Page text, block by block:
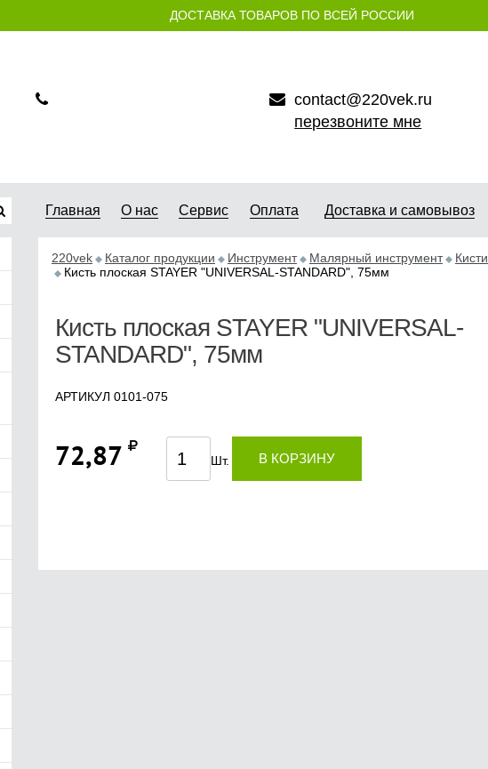
ДОСТАВКА ТОВАРОВ ПО ВСЕЙ РОССИИ
contact@220vek.ru
перезвоните мне
Главная О нас Сервис Оплата Доставка и самовывоз
220vek Каталог продукции Инструмент Малярный инструмент Кисти
Кисть плоская STAYER "UNIVERSAL-STANDARD", 75мм
Кисть плоская STAYER "UNIVERSAL-
STANDARD", 75мм
АРТИКУЛ 0101-075
72,87 Шт. В КОРЗИНУ